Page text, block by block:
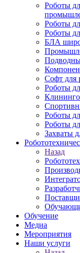
Роботы
Роботы
Роботы
БЛА
Софт для
Роботы
Роботы
Роботы
Захваты
Назад
Обучение
Медиа
Мероприятия
Наши услуги